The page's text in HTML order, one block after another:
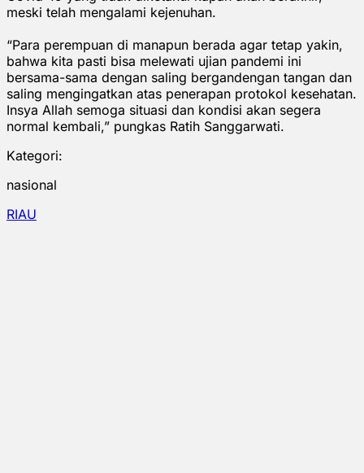
meski telah mengalami kejenuhan.
“Para perempuan di manapun berada agar tetap yakin,
bahwa kita pasti bisa melewati ujian pandemi ini
bersama-sama dengan saling bergandengan tangan dan
saling mengingatkan atas penerapan protokol kesehatan.
Insya Allah semoga situasi dan kondisi akan segera
normal kembali,” pungkas Ratih Sanggarwati.
Kategori:
nasional
RIAU